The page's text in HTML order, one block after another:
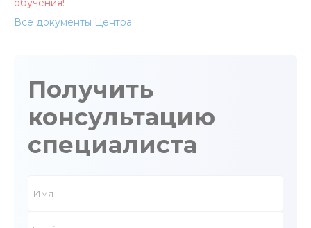
обучения!
Все документы Центра
Получить
консультацию
специалиста